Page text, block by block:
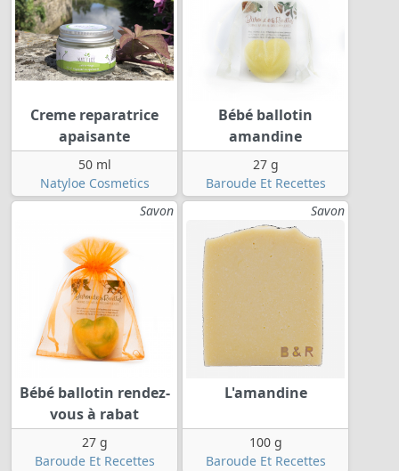
Creme reparatrice
apaisante
50 ml
Natyloe Cosmetics
Bébé ballotin
amandine
27 g
Baroude Et Recettes
Savon
Bébé ballotin rendez-
vous à rabat
27 g
Baroude Et Recettes
Savon
L'amandine
100 g
Baroude Et Recettes